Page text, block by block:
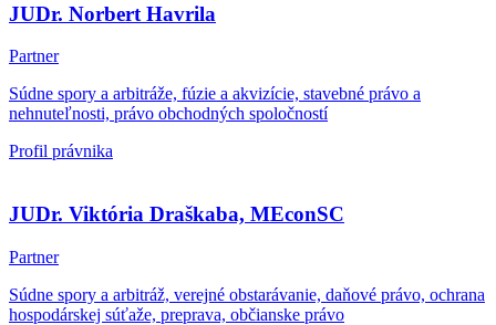
JUDr. Norbert Havrila
Partner
Súdne spory a arbitráže, fúzie a akvizície, stavebné právo a
nehnuteľnosti, právo obchodných spoločností
Profil právnika
JUDr. Viktória Draškaba, MEconSC
Partner
Súdne spory a arbitráž, verejné obstarávanie, daňové právo, ochrana
hospodárskej súťaže, preprava, občianske právo